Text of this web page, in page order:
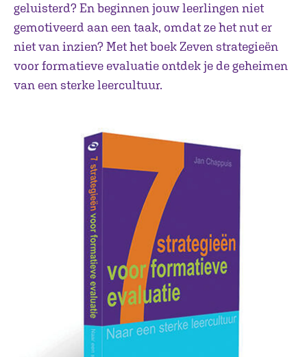
geluisterd? En beginnen jouw leerlingen niet
gemotiveerd aan een taak, omdat ze het nut er
niet van inzien? Met het boek Zeven strategieën
voor formatieve evaluatie ontdek je de geheimen
van een sterke leercultuur.